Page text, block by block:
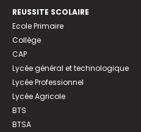
REUSSITE SCOLAIRE
Ecole Primaire
Collège
CAP
Lycée général et technologique
Lycée Professionnel
Lycée Agricole
BTS
BTSA